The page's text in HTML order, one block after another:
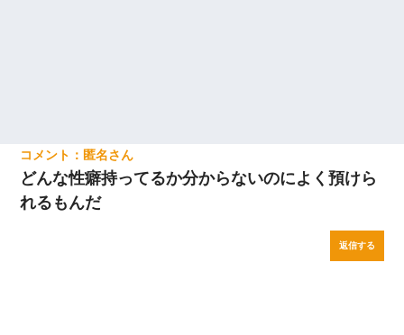
匿名
どんな性癖持ってるか分からないのによく預けら
れるもんだ
返信する